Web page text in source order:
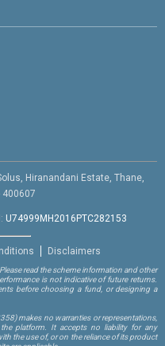
Hiranandani Estate, Thane,
400607
U74999MH2016PTC282153
Disclaimers
read the scheme information and other
is not indicative of future returns.
before choosing a fund, or designing a
makes no warranties or representations,
platform. It accepts no liability for any
the use of, or on the reliance of its product